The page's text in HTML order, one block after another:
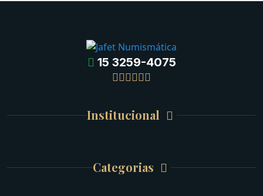
15 3259-4075
Institucional
Meus Pedidos
Carrinho de Compra
Atendimento
Categorias
Gregas
Byzantinas
Bíblicas
Ouro